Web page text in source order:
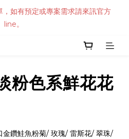
如有預定或專案需求請來訊官方
line。
粉色系鮮花花
金鑽鮭魚粉菊/ 玫瑰/ 雷斯花/ 翠珠/